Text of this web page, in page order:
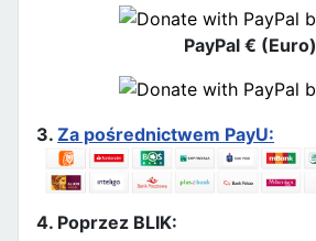
PayPal € (Euro)
3. Za pośrednictwem PayU:
4. Poprzez BLIK: